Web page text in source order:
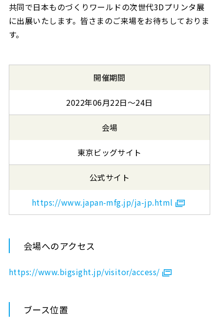
共同で日本ものづくりワールドの次世代3Dプリンタ展
に出展いたします。皆さまのご来場をお待ちしておりま
す。
開催期間
2022年06月22日〜24日
会場
東京ビッグサイト
公式サイト
https://www.japan-mfg.jp/ja-jp.html
会場へのアクセス
https://www.bigsight.jp/visitor/access/
ブース位置